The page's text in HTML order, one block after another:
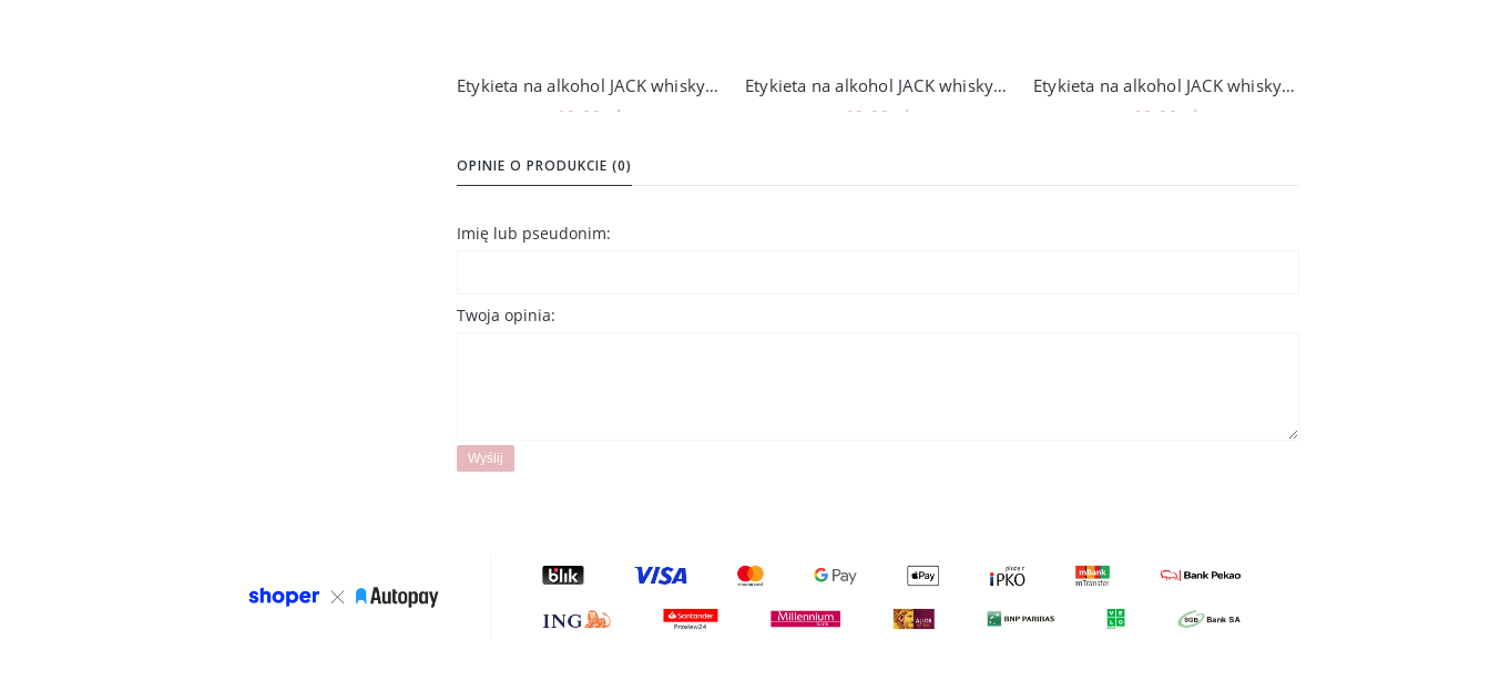
Etykieta na alkohol JACK whisky święta mikołajki
19,00 zł
Etykieta na alkohol JACK whisky walentynki
19,00 zł
Etykieta na alkohol JACK whisky walentynki ZE ZDJĘCIEM
19,00 zł
OPINIE O PRODUKCIE (0)
Imię lub pseudonim:
Twoja opinia:
Wyślij